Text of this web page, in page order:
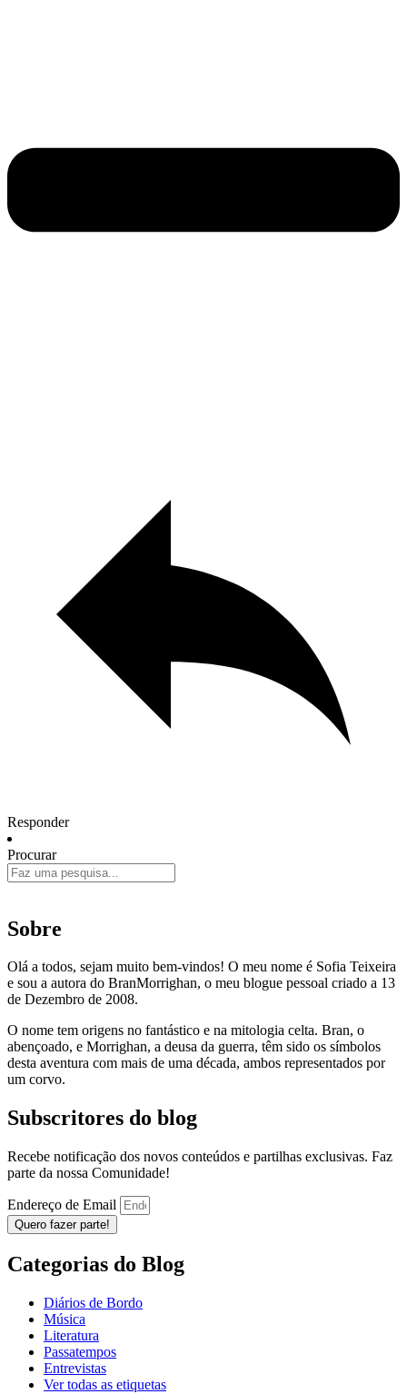
Responder
Procurar
Sobre
Olá a todos, sejam muito bem-vindos! O meu nome é Sofia Teixeira
e sou a autora do BranMorrighan, o meu blogue pessoal criado a 13
de Dezembro de 2008.
O nome tem origens no fantástico e na mitologia celta. Bran, o
abençoado, e Morrighan, a deusa da guerra, têm sido os símbolos
desta aventura com mais de uma década, ambos representados por
um corvo.
Subscritores do blog
Recebe notificação dos novos conteúdos e partilhas exclusivas. Faz
parte da nossa Comunidade!
Endereço de Email
Quero fazer parte!
Categorias do Blog
Diários de Bordo
Música
Literatura
Passatempos
Entrevistas
Ver todas as etiquetas